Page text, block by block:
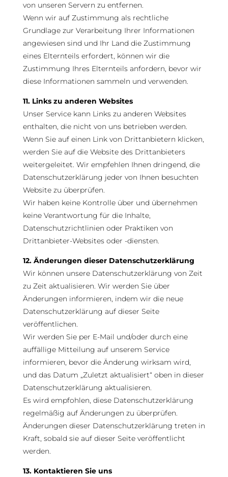
von unseren Servern zu entfernen.
Wenn wir auf Zustimmung als rechtliche
Grundlage zur Verarbeitung Ihrer Informationen
angewiesen sind und Ihr Land die Zustimmung
eines Elternteils erfordert, können wir die
Zustimmung Ihres Elternteils anfordern, bevor wir
diese Informationen sammeln und verwenden.
11. Links zu anderen Websites
Unser Service kann Links zu anderen Websites
enthalten, die nicht von uns betrieben werden.
Wenn Sie auf einen Link von Drittanbietern klicken,
werden Sie auf die Website des Drittanbieters
weitergeleitet. Wir empfehlen Ihnen dringend, die
Datenschutzerklärung jeder von Ihnen besuchten
Website zu überprüfen.
Wir haben keine Kontrolle über und übernehmen
keine Verantwortung für die Inhalte,
Datenschutzrichtlinien oder Praktiken von
Drittanbieter-Websites oder -diensten.
12. Änderungen dieser Datenschutzerklärung
Wir können unsere Datenschutzerklärung von Zeit
zu Zeit aktualisieren. Wir werden Sie über
Änderungen informieren, indem wir die neue
Datenschutzerklärung auf dieser Seite
veröffentlichen.
Wir werden Sie per E-Mail und/oder durch eine
auffällige Mitteilung auf unserem Service
informieren, bevor die Änderung wirksam wird,
und das Datum „Zuletzt aktualisiert“ oben in dieser
Datenschutzerklärung aktualisieren.
Es wird empfohlen, diese Datenschutzerklärung
regelmäßig auf Änderungen zu überprüfen.
Änderungen dieser Datenschutzerklärung treten in
Kraft, sobald sie auf dieser Seite veröffentlicht
werden.
13. Kontaktieren Sie uns